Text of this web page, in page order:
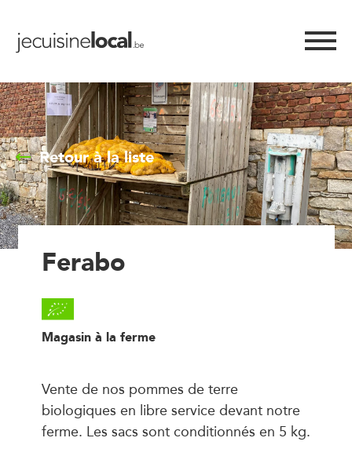
Retour à la liste
Ferabo
Magasin à la ferme
Vente de nos pommes de terre
biologiques en libre service devant notre
ferme. Les sacs sont conditionnés en 5 kg.